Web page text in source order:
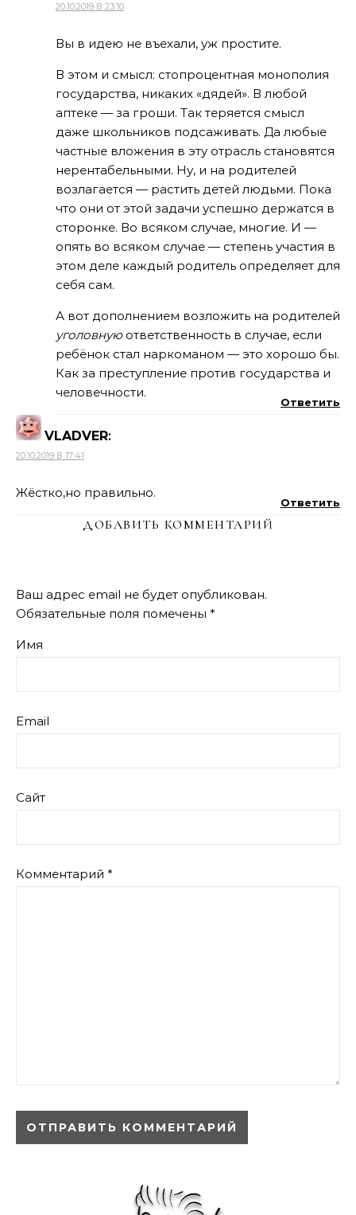
20.10.2019 В 23:10
Вы в идею не въехали, уж простите.
В этом и смысл: стопроцентная монополия
государства, никаких «дядей». В любой
аптеке — за гроши. Так теряется смысл
даже школьников подсаживать. Да любые
частные вложения в эту отрасль становятся
нерентабельными. Ну, и на родителей
возлагается — растить детей людьми. Пока
что они от этой задачи успешно держатся в
сторонке. Во всяком случае, многие. И —
опять во всяком случае — степень участия в
этом деле каждый родитель определяет для
себя сам.
А вот дополнением возложить на родителей
уголовнуюответственность в случае, если
ребёнок стал наркоманом — это хорошо бы.
Как за преступление против государства и
человечности.
Ответить
VLADVER:
20.10.2019 В 17:41
Жёстко,но правильно.
Ответить
ДОБАВИТЬ КОММЕНТАРИЙ
Ваш адрес email не будет опубликован.
Обязательные поля помечены *
Имя
Email
Сайт
Комментарий *